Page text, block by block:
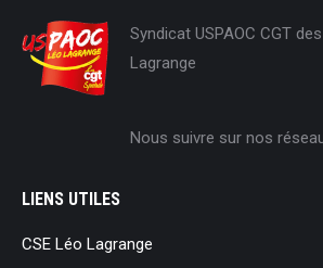
Syndicat USPAOC CGT
Lagrange
Nous suivre sur nos
LIENS UTILES
CSE Léo Lagrange